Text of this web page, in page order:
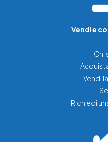
Vendi e
Chi
Vendi
Richiedi